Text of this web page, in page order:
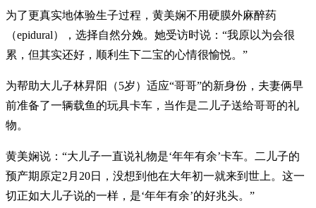
为了更真实地体验生子过程，黄美娴不用硬膜外麻醉药
（epidural），选择自然分娩。她受访时说：“我原以为会很
累，但其实还好，顺利生下二宝的心情很愉悦。”
为帮助大儿子林昇阳（5岁）适应“哥哥”的新身份，夫妻俩早
前准备了一辆载鱼的玩具卡车，当作是二儿子送给哥哥的礼
物。
黄美娴说：“大儿子一直说礼物是‘年年有余’卡车。二儿子的
预产期原定2月20日，没想到他在大年初一就来到世上。这一
切正如大儿子说的一样，是‘年年有余’的好兆头。”